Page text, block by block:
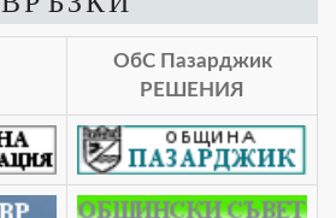
ОбС Пазарджик
РЕШЕНИЯ